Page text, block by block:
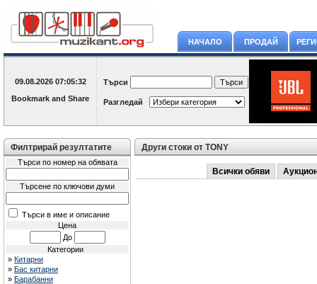
НАЧАЛО ПРОДАЙ
09.08.2026 07:05:32 Търси
Разгледай
Филтрирай резултатите
Търси по номер на обявата
Търсене по ключови думи
Търси в име и описание
Цена
До
Категории
» Китарни
» Бас китарни
» Барабанни
Други стоки от TONY
Всички обяви